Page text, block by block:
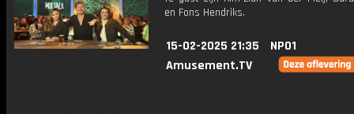
en Fons Hendriks.
15-02-2025 21:35
NPO1
Amusement.TV